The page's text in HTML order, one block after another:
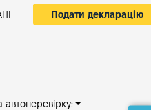
Подати декларацію